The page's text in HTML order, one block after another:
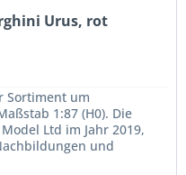
Urus, rot
Sortiment um
1:87 (H0). Die
Ltd im Jahr 2019,
und